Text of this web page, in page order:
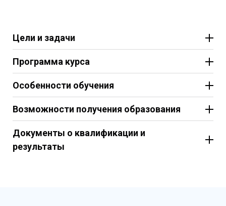
Цели и задачи
Программа курса
Особенности обучения
Возможности получения образования
Документы о квалификации и
результаты